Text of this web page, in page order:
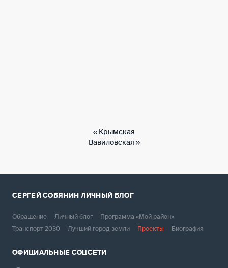
‹‹ Крымская
Вавиловская ››
СЕРГЕЙ СОБЯНИН ЛИЧНЫЙ БЛОГ
Обращение Личный блог
Программа «Мой район»
Транспорт 2030
Лучший город земли Проекты Биография
ОФИЦИАЛЬНЫЕ СОЦСЕТИ